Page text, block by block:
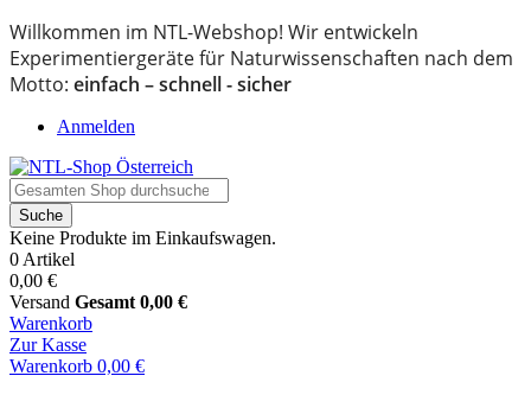
Willkommen im NTL-Webshop! Wir entwickeln
Experimentiergeräte für Naturwissenschaften nach dem
Motto: einfach – schnell - sicher
Anmelden
Suche
Keine Produkte im Einkaufswagen.
0 Artikel
0,00 €
Versand Gesamt 0,00 €
Warenkorb
Zur Kasse
Warenkorb 0,00 €